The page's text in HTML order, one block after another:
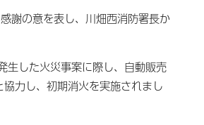
謝の意を表し、川畑西消防署長か
した火災事案に際し、自動販売
力し、初期消火を実施されまし